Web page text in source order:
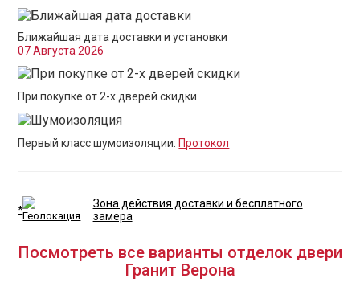
Ближайшая дата доставки и установки
07 Августа 2026
При покупке от 2-х дверей скидки
Первый класс шумоизоляции: Протокол
*
Зона действия доставки и бесплатного
замера
Посмотреть все варианты отделок двери
Гранит Верона